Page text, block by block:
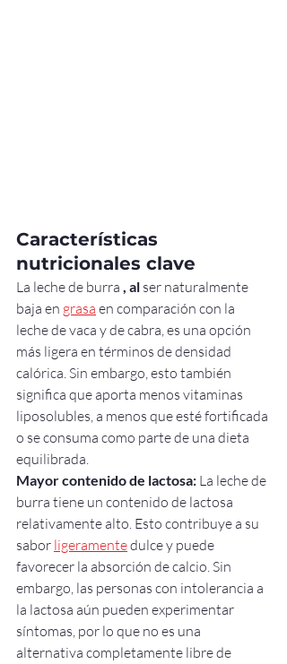
Características
nutricionales clave
La leche de burra , al ser naturalmente
baja en grasa en comparación con la
leche de vaca y de cabra, es una opción
más ligera en términos de densidad
calórica. Sin embargo, esto también
significa que aporta menos vitaminas
liposolubles, a menos que esté fortificada
o se consuma como parte de una dieta
equilibrada.
Mayor contenido de lactosa: La leche de
burra tiene un contenido de lactosa
relativamente alto. Esto contribuye a su
sabor ligeramente dulce y puede
favorecer la absorción de calcio. Sin
embargo, las personas con intolerancia a
la lactosa aún pueden experimentar
síntomas, por lo que no es una
alternativa completamente libre de